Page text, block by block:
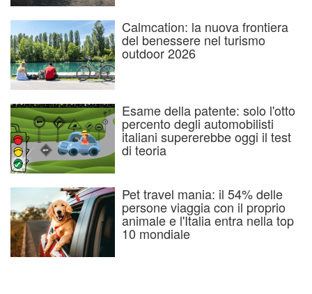
Calmcation: la nuova frontiera
del benessere nel turismo
outdoor 2026
Esame della patente: solo l'otto
percento degli automobilisti
italiani supererebbe oggi il test
di teoria
Pet travel mania: il 54% delle
persone viaggia con il proprio
animale e l'Italia entra nella top
10 mondiale